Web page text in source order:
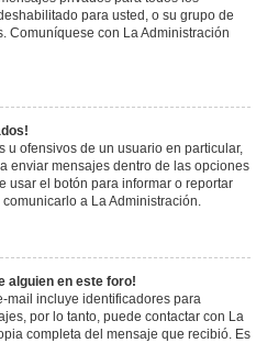
para usted, o su grupo de
Comuníquese con La Administración
u ofensivos de un usuario en particular,
enviar mensajes dentro de las opciones
usar el botón para informar o reportar
a La Administración.
alguien en este foro!
mail incluye identificadores para
por lo tanto, puede contactar con La
completa del mensaje que recibió. Es